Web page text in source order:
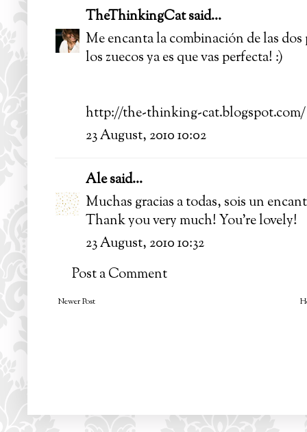
TheThinkingCatsaid...
Me encanta la combinación de las
los zuecos ya es que vas perfecta! :)
http://the-thinking-cat.blogspot.com/
23 August, 2010 10:02
Alesaid...
Muchas gracias a todas, sois un
Thank you very much! You're lovely!
23 August, 2010 10:32
Post a Comment
Newer Post